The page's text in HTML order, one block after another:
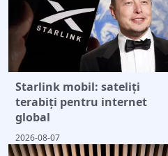
Starlink mobil: sateliți
terabiți pentru internet
global
2026-08-07